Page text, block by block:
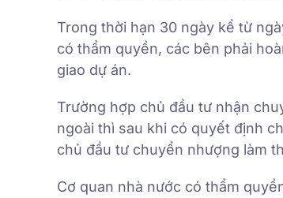
Trong thời hạn 30 ngày kể từ
có thẩm quyền, các bên phải
giao dự án.
Trường hợp chủ đầu tư nhận
ngoài thì sau khi có quyết định
chủ đầu tư chuyển nhượng làm
Cơ quan nhà nước có thẩm